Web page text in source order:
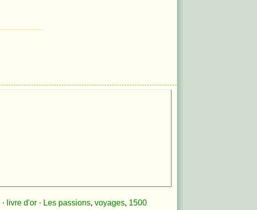
· livre d'or · Les passions, voyages, 1500